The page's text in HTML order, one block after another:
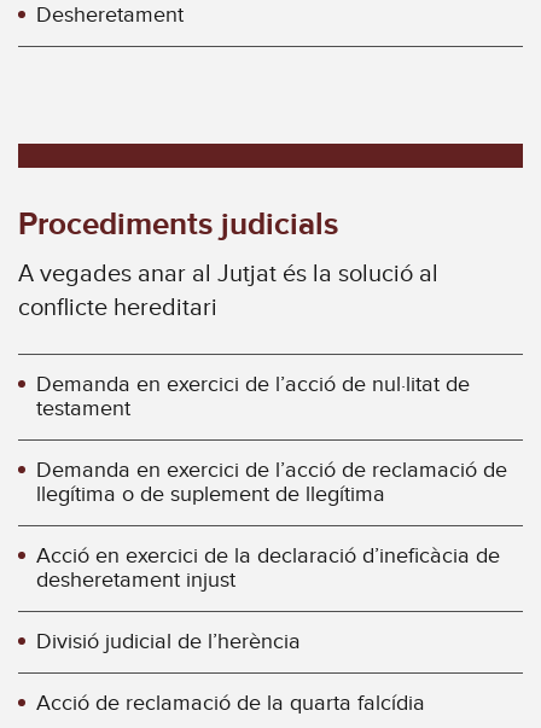
Desheretament
Procediments judicials
A vegades anar al Jutjat és la solució al
conflicte hereditari
Demanda en exercici de l’acció de nul·litat de
testament
Demanda en exercici de l’acció de reclamació de
llegítima o de suplement de llegítima
Acció en exercici de la declaració d’ineficàcia de
desheretament injust
Divisió judicial de l’herència
Acció de reclamació de la quarta falcídia